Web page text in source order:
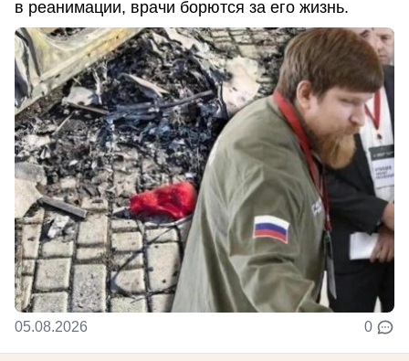
в реанимации, врачи борются за его жизнь.
05.08.2026 0